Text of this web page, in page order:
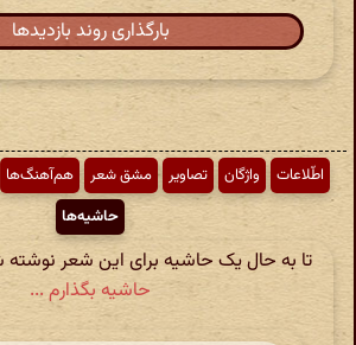
بارگذاری روند بازدیدها
اطّلاعات واژگان تصاویر مشق شعر هم‌آهنگ‌ها
حاشیه‌ها
تا به حال یک حاشیه برای این شعر
حاشیه بگذارم ...